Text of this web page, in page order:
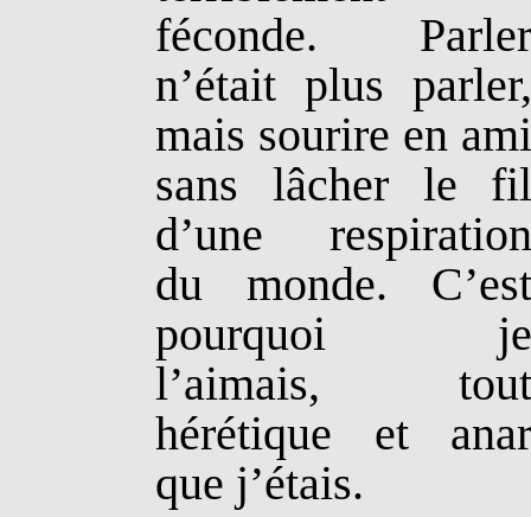
féconde.
n’était plus
mais sourire en
sans lâcher le
d’une
du monde.
pourquoi
l’aimais,
hérétique et
que j’étais.